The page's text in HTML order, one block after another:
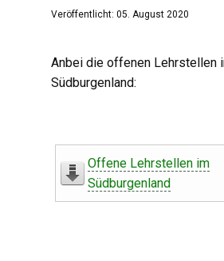
Veröffentlicht: 05. August 2020
Anbei die offenen Lehrstellen
Südburgenland:
Offene Lehrstellen im
Südburgenland